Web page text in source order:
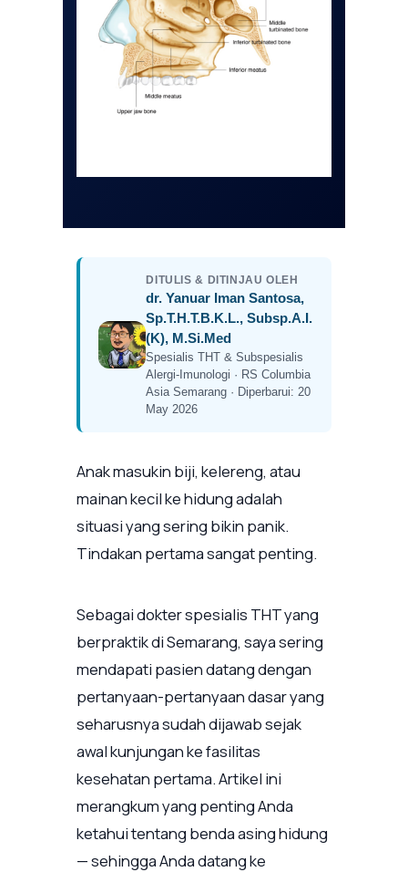
DITULIS & DITINJAU OLEH
dr. Yanuar Iman Santosa,
Sp.T.H.T.B.K.L., Subsp.A.I.
(K), M.Si.Med
Spesialis THT & Subspesialis
Alergi-Imunologi · RS Columbia
Asia Semarang · Diperbarui: 20
May 2026
Anak masukin biji, kelereng, atau
mainan kecil ke hidung adalah
situasi yang sering bikin panik.
Tindakan pertama sangat penting.
Sebagai dokter spesialis THT yang
berpraktik di Semarang, saya sering
mendapati pasien datang dengan
pertanyaan-pertanyaan dasar yang
seharusnya sudah dijawab sejak
awal kunjungan ke fasilitas
kesehatan pertama. Artikel ini
merangkum yang penting Anda
ketahui tentang benda asing hidung
— sehingga Anda datang ke